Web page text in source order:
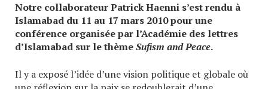
Notre collaborateur Patrick Haenni s’est rendu à
Islamabad du 11 au 17 mars 2010 pour une
conférence organisée par l’Académie des lettres
d’Islamabad sur le thèmeSufism and Peace.
Il y a exposé l’idée d’une vision politique et globale où